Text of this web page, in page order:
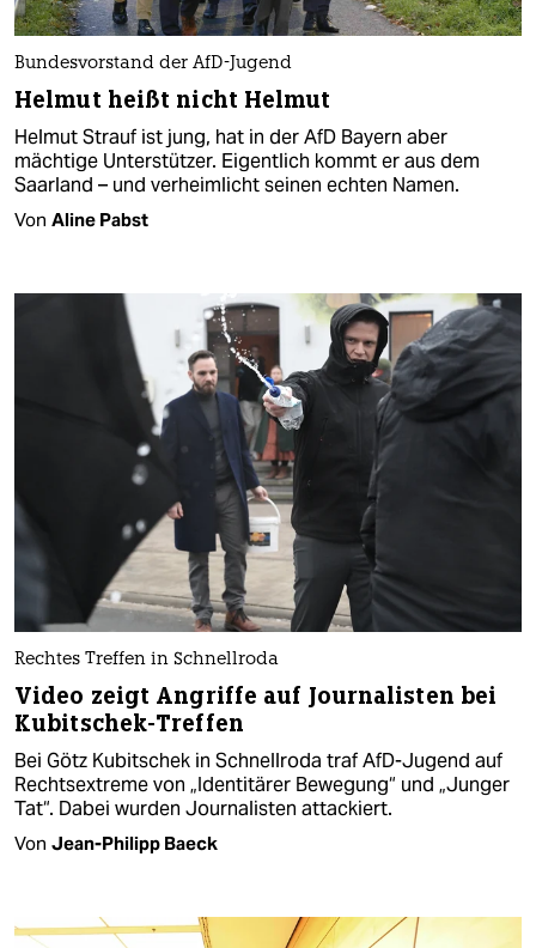
Bundesvorstand der AfD-Jugend
Helmut heißt nicht Helmut
Helmut Strauf ist jung, hat in der AfD Bayern aber
mächtige Unterstützer. Eigentlich kommt er aus dem
Saarland – und verheimlicht seinen echten Namen.
Von Aline Pabst
Rechtes Treffen in Schnellroda
Video zeigt Angriffe auf Journalisten bei
Kubitschek-Treffen
Bei Götz Kubitschek in Schnellroda traf AfD-Jugend auf
Rechtsextreme von „Identitärer Bewegung“ und „Junger
Tat“. Dabei wurden Journalisten attackiert.
Von Jean-Philipp Baeck